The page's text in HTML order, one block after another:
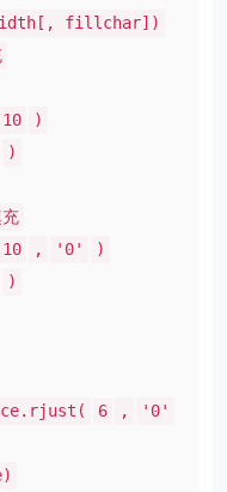
fillchar])
10
)
)
10 , '0'
)
)
6 ,
'0'